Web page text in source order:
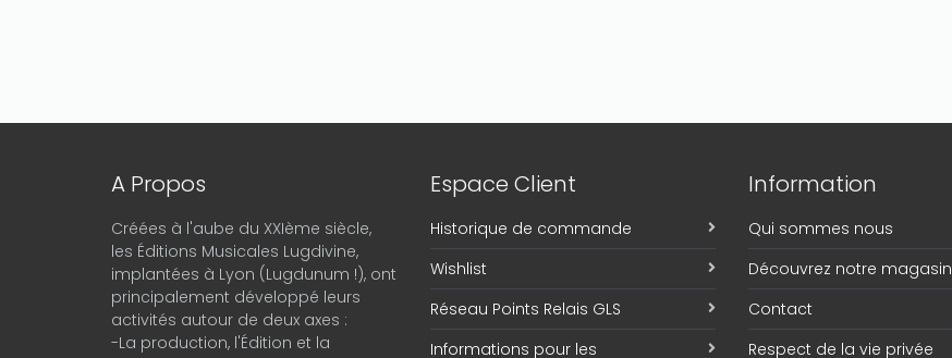
A Propos
Créées à l'aube du XXIème siècle,
les Éditions Musicales Lugdivine,
implantées à Lyon (Lugdunum !), ont
principalement développé leurs
activités autour de deux axes :
-La production, l'Édition et la
Espace Client
Historique de commande
Wishlist
Réseau Points Relais GLS
Informations pour les
Information
Qui sommes nous
Découvrez notre magasin
Contact
Respect de la vie privée